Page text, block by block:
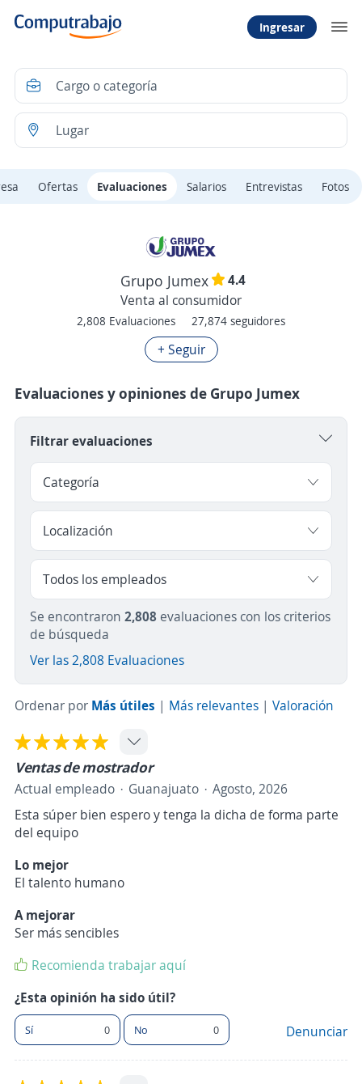
Ingresar
Ofertas Evaluaciones Salarios Entrevistas Fotos
Grupo Jumex
4.4
Venta al consumidor
2,808 Evaluaciones 27,874 seguidores
+ Seguir
Evaluaciones y opiniones de Grupo Jumex
Filtrar evaluaciones
Se encontraron 2,808 evaluaciones con los criterios
de búsqueda
Ver las 2,808 Evaluaciones
Ordenar por Más útiles | Más relevantes | Valoración
Ventas de mostrador
Actual empleado Guanajuato
Agosto, 2026
Esta súper bien espero y tenga la dicha de forma parte
del equipo
Lo mejor
El talento humano
A mejorar
Ser más sencibles
Recomienda trabajar aquí
¿Esta opinión ha sido útil?
Sí 0 No 0 Denunciar